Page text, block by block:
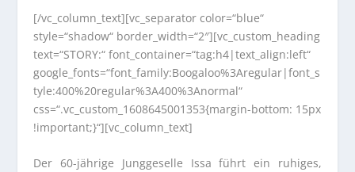
[/vc_column_text][vc_separator color=“blue“
style=“shadow“ border_width=“2″][vc_custom_heading
text=“STORY:“ font_container=“tag:h4|text_align:left“
google_fonts=“font_family:Boogaloo%3Aregular|font_s
tyle:400%20regular%3A400%3Anormal“
css=“.vc_custom_1608645001353{margin-bottom: 15px
!important;}“][vc_column_text]
Der 60-jährige Junggeselle Issa führt ein ruhiges,